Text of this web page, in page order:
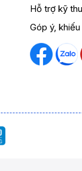
Hỗ trợ kỹ
Góp ý, khiếu